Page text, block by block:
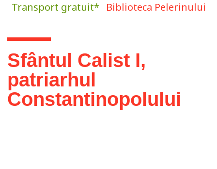
Transport gratuit* Biblioteca Pelerinului
Eşti aici
Sfântul Calist I,
patriarhul
Constantinopolului